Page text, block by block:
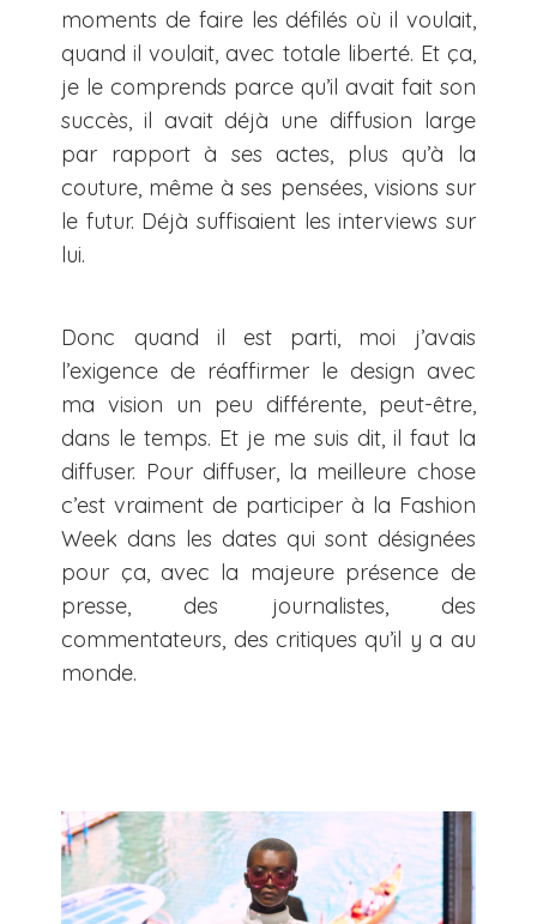
moments de faire les défilés où il voulait,
quand il voulait, avec totale liberté. Et ça,
je le comprends parce qu’il avait fait son
succès, il avait déjà une diffusion large
par rapport à ses actes, plus qu’à la
couture, même à ses pensées, visions sur
le futur. Déjà suffisaient les interviews sur
lui.
Donc quand il est parti, moi j’avais
l’exigence de réaffirmer le design avec
ma vision un peu différente, peut-être,
dans le temps. Et je me suis dit, il faut la
diffuser. Pour diffuser, la meilleure chose
c’est vraiment de participer à la Fashion
Week dans les dates qui sont désignées
pour ça, avec la majeure présence de
presse, des journalistes, des
commentateurs, des critiques qu’il y a au
monde.